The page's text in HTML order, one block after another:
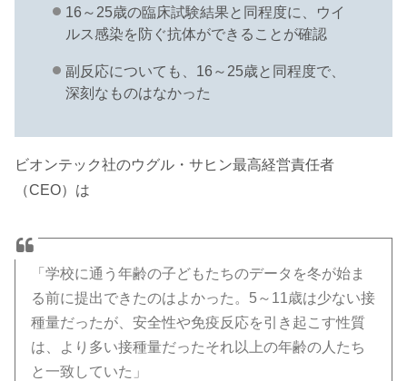
16～25歳の臨床試験結果と同程度に、ウイ
ルス感染を防ぐ抗体ができることが確認
副反応についても、16～25歳と同程度で、
深刻なものはなかった
ビオンテック社のウグル・サヒン最高経営責任者
（CEO）は
「学校に通う年齢の子どもたちのデータを冬が始ま
る前に提出できたのはよかった。5～11歳は少ない接
種量だったが、安全性や免疫反応を引き起こす性質
は、より多い接種量だったそれ以上の年齢の人たち
と一致していた」